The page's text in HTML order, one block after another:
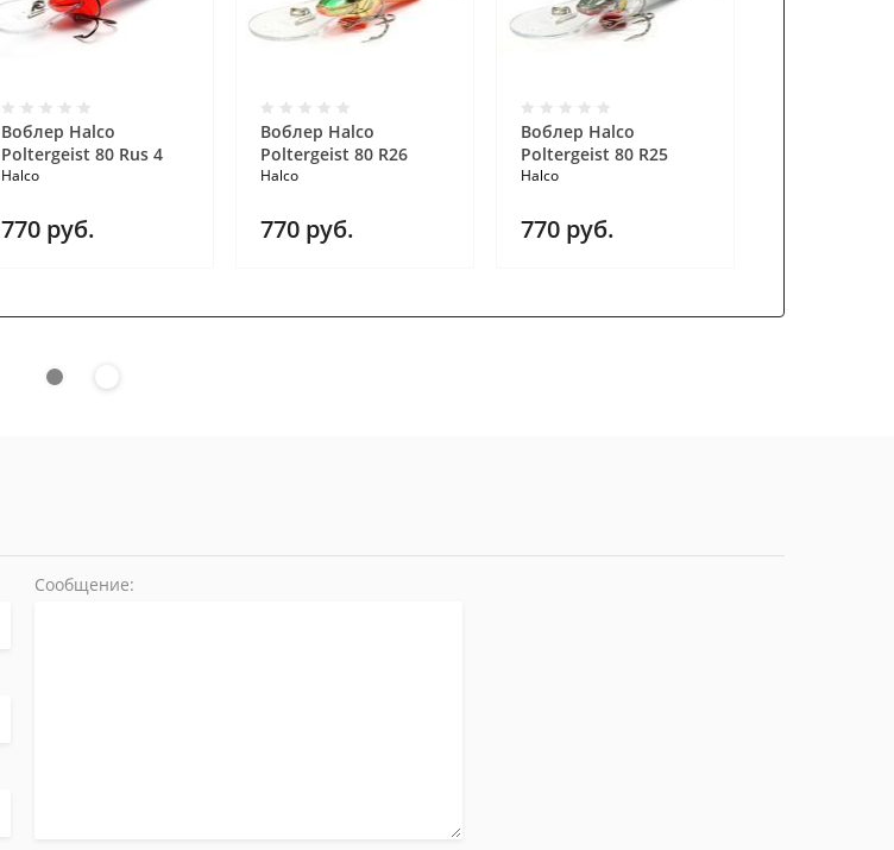
Воблер Halco
Poltergeist 80 Rus 4
Halco
770руб.
Воблер Halco
Poltergeist 80 R26
Halco
770 руб.
Воблер Halco
Poltergeist 80 R25
Halco
770 руб.
Сообщение: